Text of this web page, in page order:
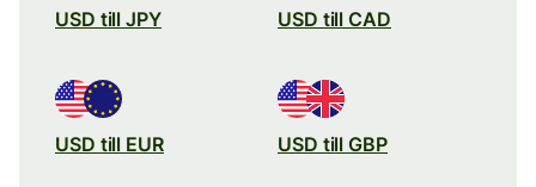
USD till JPY USD till CAD
USD till EUR USD till GBP